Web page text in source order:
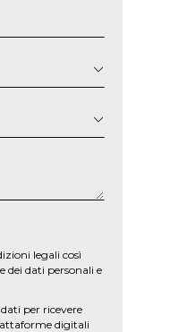
legali così
dei dati personali e
per ricevere
digitali